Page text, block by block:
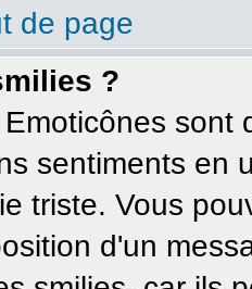
de page
?
sentiments en
triste. Vous
d'un